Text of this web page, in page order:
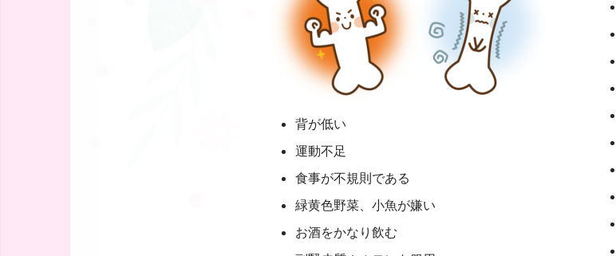
背が低い
運動不足
食事が不規則である
緑黄色野菜、小魚が嫌い
お酒をかなり飲む